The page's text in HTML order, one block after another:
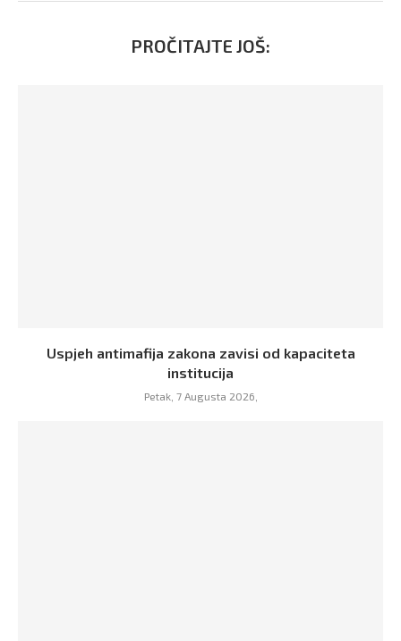
PROČITAJTE JOŠ:
Uspjeh antimafija zakona zavisi od kapaciteta
institucija
Petak, 7 Augusta 2026,